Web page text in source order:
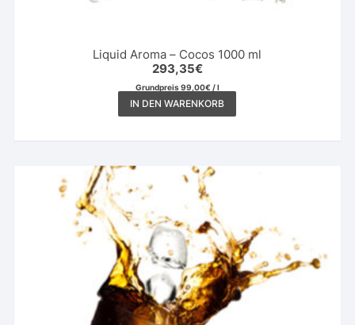
Liquid Aroma – Cocos 1000 ml
293,35€
Grundpreis99,00€/l
IN DEN WARENKORB